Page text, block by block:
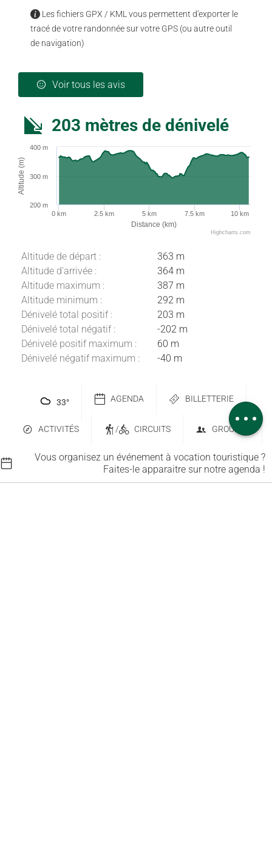
Les fichiers GPX / KML vous permettent d'exporter le
tracé de votre randonnée sur votre GPS (ou autre outil
de navigation)
Voir tous les avis
203 mètres de dénivelé
Distance (km)
Altitude (m)
0 km 2.5 km 5 km 7.5 km 10 km
300 m
400 m
200 m
Highcharts.com
Altitude de départ :
363 m
Altitude d'arrivée :
364 m
Altitude maximum :
387 m
Altitude minimum :
292 m
Dénivelé total positif :
203 m
Dénivelé total négatif :
-202 m
Dénivelé positif maximum :
60 m
Dénivelé négatif maximum :
-40 m
33° AGENDA BILLETTERIE
ACTIVITÉS / CIRCUITS GROUPES
Vous organisez un événement à vocation touristique ?
Faites-le apparaitre sur notre agenda !